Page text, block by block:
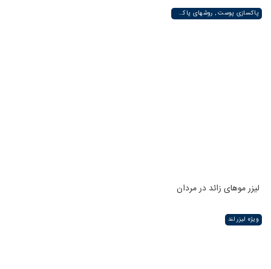
پاکسازی پوست , روشهای پاکسازی پوست صورت و دست , پاکسازی انواع مختلف پوست | لیزر لند
لیزر موهای زائد در مردان
ویژه لیزر لند